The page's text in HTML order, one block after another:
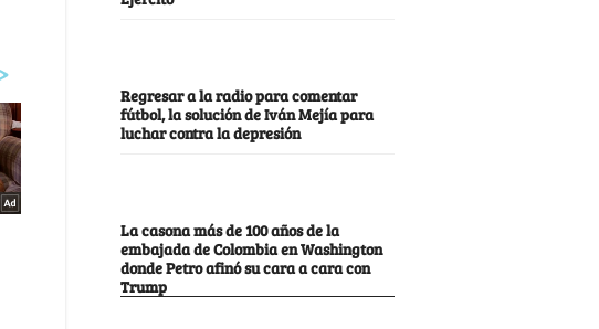
Regresar a la radio para comentar
fútbol, la solución de Iván Mejía para
luchar contra la depresión
La casona más de 100 años de la
embajada de Colombia en Washington
donde Petro afinó su cara a cara con
Trump